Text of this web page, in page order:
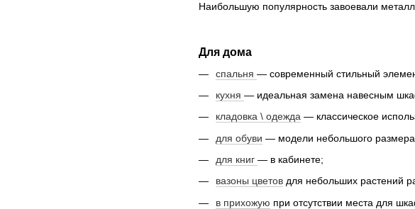
Наибольшую популярность завоевали
Для дома
спальня — современный стильный
кухня — идеальная замена навесным
кладовка \ одежда — классическое
для обуви — модели небольшого
для книг — в кабинете;
вазоны цветов для небольших растений
в прихожую при отсутствии места для